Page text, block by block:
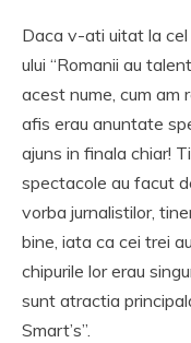
Daca v-ati uitat la
ului “Romanii au
acest nume, cum am
afis erau anuntate
ajuns in finala chiar!
spectacole au facut
vorba jurnalistilor,
bine, iata ca cei trei
chipurile lor erau
sunt atractia
Smart’s”.